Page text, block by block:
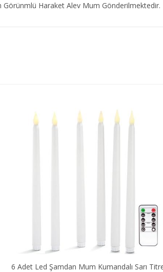
Görünmlü Haraket Alev Mum Gönderilmektedir.
Mum Kumandalı Sarı Titrek
6 Adet
Stokta Yok